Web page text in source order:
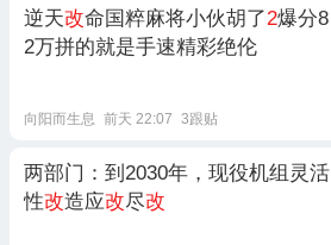
逆天改命国粹麻将小伙胡了2爆分8
2万拼的就是手速精彩绝伦
向阳而生息 前天 22:07 3跟贴
两部门：到2030年，现役机组灵活
性改造应改尽改